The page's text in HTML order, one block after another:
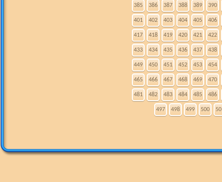
385 386 387 388 389 390
401 402 403 404 405 406
417 418 419 420 421 422
433 434 435 436 437 438
449 450 451 452 453 454
465 466 467 468 469 470
481 482 483 484 485 486
497 498 499 500